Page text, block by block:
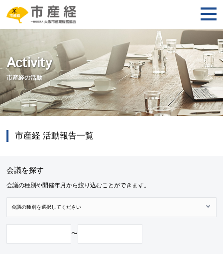
Activity
市産経の活動
市産経 活動報告一覧
会議を探す
会議の種別や開催年月から絞り込むことができます。
〜